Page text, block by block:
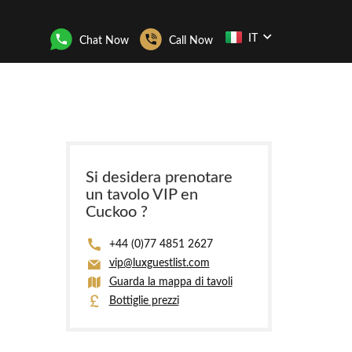
Chat Now Call Now
Si desidera prenotare
un tavolo VIP en
Cuckoo ?
+44 (0)77 4851 2627
vip@luxguestlist.com
Guarda la mappa di tavoli
Bottiglie prezzi